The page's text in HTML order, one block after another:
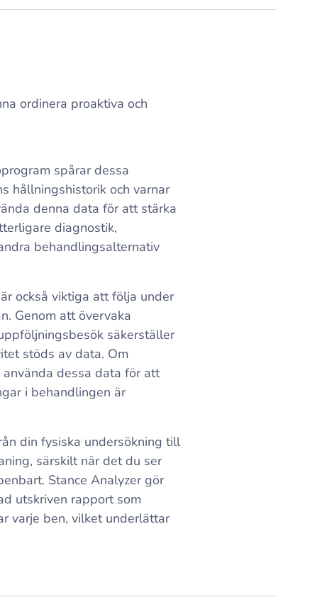
ordinera proaktiva och
spårar dessa
hållningshistorik och varnar
denna data för att stärka
diagnostik,
behandlingsalternativ
också viktiga att följa under
Genom att övervaka
säkerställer
stöds av data. Om
dessa data för att
i behandlingen är
din fysiska undersökning till
särskilt när det du ser
Stance Analyzer gör
utskriven rapport som
varje ben, vilket underlättar